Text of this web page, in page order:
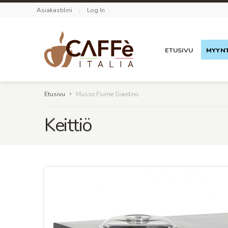
Asiakastilini Log In
ETUSIVU
Etusivu Musso Fiume Giardino
Keittiö